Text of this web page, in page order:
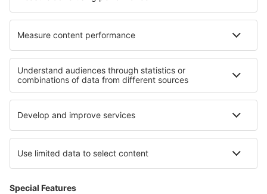
Hotels in Thracië Hotels in Smolyan
Hotels Lovech province Hotels in het Mafikeng Game Reserve
Hotels in Nationaal park Saltfjellet–Svartisen
Hotels in Puntarenas Hotels in Adirondackgebergte
Hotels in Low Beskids